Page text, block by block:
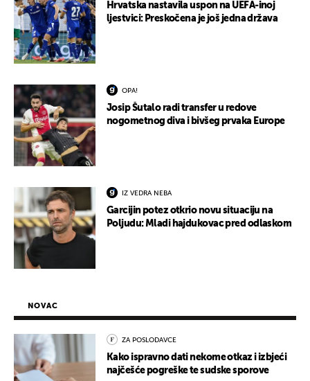
Hrvatska nastavila uspon na UEFA-inoj
ljestvici: Preskočena je još jedna država
OPA!
Josip Šutalo radi transfer u redove
nogometnog diva i bivšeg prvaka Europe
IZ VEDRA NEBA
Garcijin potez otkrio novu situaciju na
Poljudu: Mladi hajdukovac pred odlaskom
NOVAC
ZA POSLODAVCE
Kako ispravno dati nekome otkaz i izbjeći
najčešće pogreške te sudske sporove